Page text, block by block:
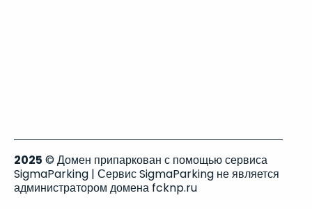
2025 © Домен припаркован с помощью сервиса
SigmaParking | Сервис SigmaParking не является
администратором домена fcknp.ru